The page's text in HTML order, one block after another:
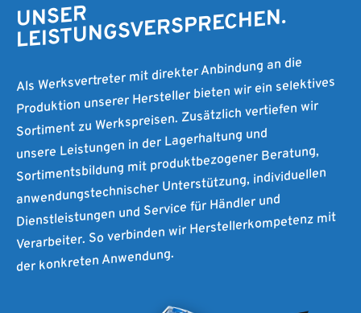
UNSER
LEISTUNGSVERSPRECHEN.
Als Werksvertreter mit direkter Anbindung an die
Produktion unserer Hersteller bieten wir ein selektives
Sortiment zu Werkspreisen. Zusätzlich vertiefen wir
unsere Leistungen in der Lagerhaltung und
Sortimentsbildung mit produktbezogener Beratung,
anwendungstechnischer Unterstützung, individuellen
Dienstleistungen und Service für Händler und
Verarbeiter. So verbinden wir Herstellerkompetenz mit
der konkreten Anwendung.